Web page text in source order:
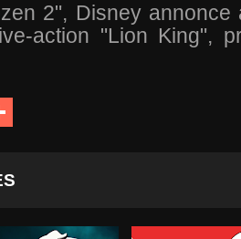
2", Disney annonce
action "Lion King",